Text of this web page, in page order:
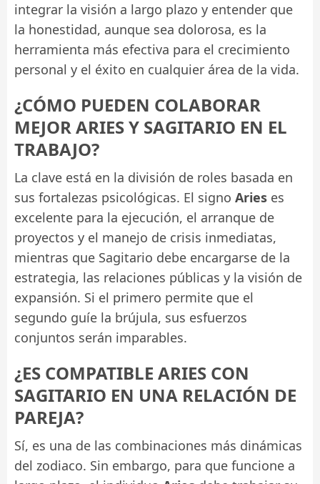
integrar la visión a largo plazo y entender que
la honestidad, aunque sea dolorosa, es la
herramienta más efectiva para el crecimiento
personal y el éxito en cualquier área de la vida.
¿CÓMO PUEDEN COLABORAR
MEJOR ARIES Y SAGITARIO EN EL
TRABAJO?
La clave está en la división de roles basada en
sus fortalezas psicológicas. El signo Aries es
excelente para la ejecución, el arranque de
proyectos y el manejo de crisis inmediatas,
mientras que Sagitario debe encargarse de la
estrategia, las relaciones públicas y la visión de
expansión. Si el primero permite que el
segundo guíe la brújula, sus esfuerzos
conjuntos serán imparables.
¿ES COMPATIBLE ARIES CON
SAGITARIO EN UNA RELACIÓN DE
PAREJA?
Sí, es una de las combinaciones más dinámicas
del zodiaco. Sin embargo, para que funcione a